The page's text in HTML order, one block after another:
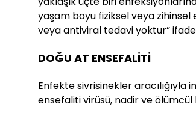
yaşam boyu fiziksel veya zihinsel
veya antiviral tedavi yoktur”
DOĞU AT ENSEFALİTİ
Enfekte sivrisinekler aracılığıyla
ensefaliti virüsü, nadir ve